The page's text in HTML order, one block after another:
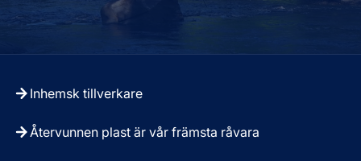
Inhemsk tillverkare
Återvunnen plast är vår främsta råvara